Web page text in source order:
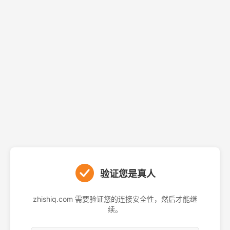
验证您是真人
zhishiq.com 需要验证您的连接安全性，然后才能继
续。